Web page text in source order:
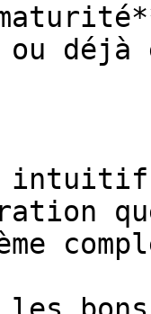
déjà
intuitif